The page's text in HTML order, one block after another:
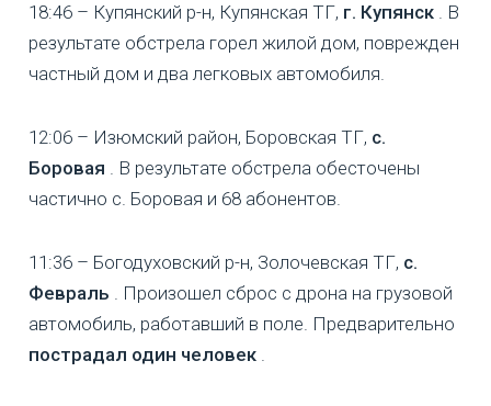
18:46 – Купянский р-н, Купянская ТГ, г. Купянск . В
результате обстрела горел жилой дом, поврежден
частный дом и два легковых автомобиля.
12:06 – Изюмский район, Боровская ТГ, с.
Боровая . В результате обстрела обесточены
частично с. Боровая и 68 абонентов.
11:36 – Богодуховский р-н, Золочевская ТГ, с.
Февраль . Произошел сброс с дрона на грузовой
автомобиль, работавший в поле. Предварительно
пострадал один человек .